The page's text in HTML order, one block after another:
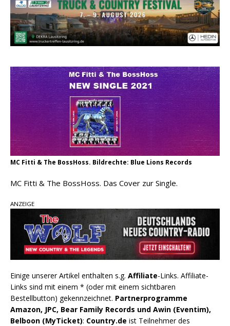
„Choosin‘ Texas“ gehört zu den größten Hits
aller Zeiten
pez veröffentlicht neue Single „Late Night
Sommernächte
Country Music Hot News – 9. August 2026:
Morgan Wallen, Dolly Parton und Riley Green im
Fokus
MC Fitti & The BossHoss. Bildrechte: Blue Lions Records
MC Fitti & The BossHoss. Das Cover zur Single.
ANZEIGE
Einige unserer Artikel enthalten s.g. Affiliate-Links. Affiliate-
Links sind mit einem * (oder mit einem sichtbaren
Bestellbutton) gekennzeichnet. Partnerprogramme
Amazon, JPC, Bear Family Records und Awin (Eventim),
Belboon (MyTicket): Country.de ist Teilnehmer des